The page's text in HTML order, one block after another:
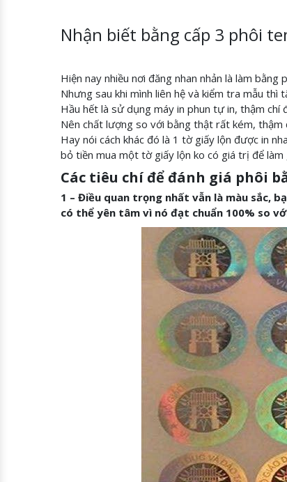
Nhận biết bằng cấp 3 phôi
Hiện nay nhiều nơi đăng nhan nhản là làm
Nhưng sau khi mình liên hệ và kiểm tra mẫu
Hầu hết là sử dụng máy in phun tự in, thậm chí
Nên chất lượng so với bằng thật rất kém,
Hay nói cách khác đó là 1 tờ giấy lộn được in
bỏ tiền mua một tờ giấy lộn ko có giá trị để làm
Các tiêu chí để đánh giá phôi
1 – Điều quan trọng nhất vẫn là màu sắc,
có thể yên tâm vì nó đạt chuẩn 100% so